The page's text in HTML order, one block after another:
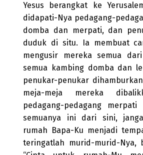
Yesus berangkat ke
didapati-Nya pedagang-
domba dan merpati, dan
duduk di situ. Ia membuat
mengusir mereka semua
semua kambing domba dan
penukar-penukar
meja-meja mereka
pedagang-pedagang
semuanya ini dari sini,
rumah Bapa-Ku menjadi
teringatlah murid-murid-Nya,